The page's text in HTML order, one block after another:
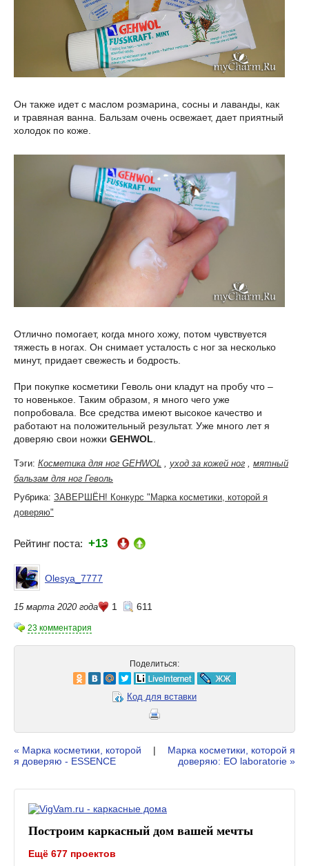
Он также идет с маслом розмарина, сосны и лаванды, как
и травяная ванна. Бальзам очень освежает, дает приятный
холодок по коже.
Отлично помогает, когда много хожу, потом чувствуется
тяжесть в ногах. Он снимает усталость с ног за несколько
минут, придает свежесть и бодрость.
При покупке косметики Геволь они кладут на пробу что –
то новенькое. Таким образом, я много чего уже
попробовала. Все средства имеют высокое качество и
работают на положительный результат. Уже много лет я
доверяю свои ножки GEHWOL
Тэги: Косметика для ног GEHWOL уход за кожей ног
мятный
бальзам для ног Геволь
Рубрика: ЗАВЕРШЁН! Конкурс "Марка косметики, которой я
доверяю"
Рейтинг поста: +13
Olesya_7777
15 марта 2020 года 1 611
23 комментария
Поделиться:
Код для вставки
« Марка косметики, которой
я доверяю - ESSENCE
|
Марка косметики, которой я
доверяю: EO laboratorie »
Построим каркасный дом вашей мечты
Ещё 677 проектов